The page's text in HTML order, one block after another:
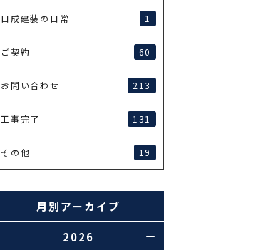
日成建装の日常 1
ご契約 60
お問い合わせ 213
工事完了 131
その他 19
月別アーカイブ
2026